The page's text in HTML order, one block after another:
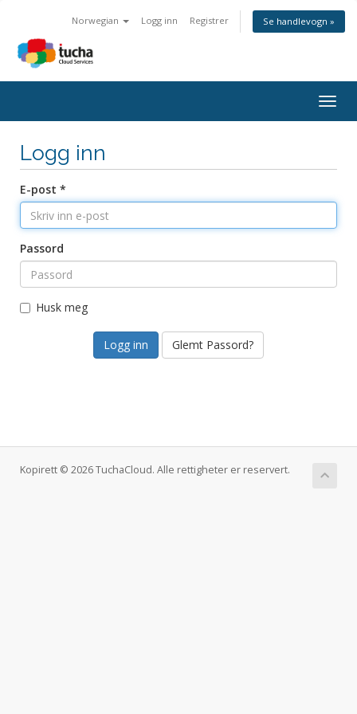
Norwegian Logg inn Registrer Se handlevogn »
Logg inn
E-post *
Passord
Husk meg
Glemt Passord?
Kopirett © 2026 TuchaCloud. Alle rettigheter er reservert.